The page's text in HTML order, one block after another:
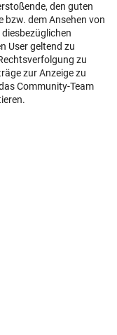
den guten
bzw. dem Ansehen von
User geltend zu
zu
zur Anzeige zu
Community-Team